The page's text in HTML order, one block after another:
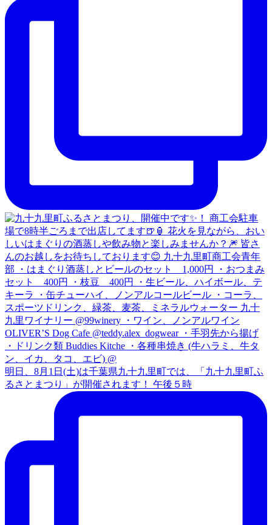
明日、8月1日(土)は千葉県九十九里町では、「九十九里町ふ
るさとまつり」が開催されます！ 午後５時